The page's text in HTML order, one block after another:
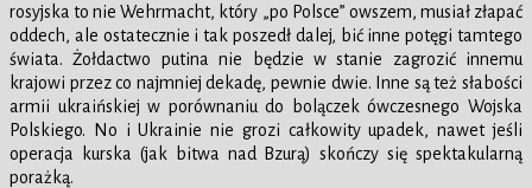
rosyjska to nie Wehrmacht, który „po Polsce” owszem, musiał złapać
oddech, ale ostatecznie i tak poszedł dalej, bić inne potęgi tamtego
świata. Żołdactwo putina nie będzie w stanie zagrozić innemu
krajowi przez co najmniej dekadę, pewnie dwie. Inne są też słabości
armii ukraińskiej w porównaniu do bolączek ówczesnego Wojska
Polskiego. No i Ukrainie nie grozi całkowity upadek, nawet jeśli
operacja kurska (jak bitwa nad Bzurą) skończy się spektakularną
porażką.